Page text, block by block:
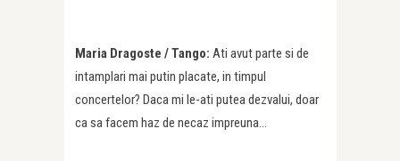
Maria Dragoste / Tango: Ati avut parte si de
intamplari mai putin placate, in timpul
concertelor? Daca mi le-ati putea dezvalui, doar
ca sa facem haz de necaz impreuna…